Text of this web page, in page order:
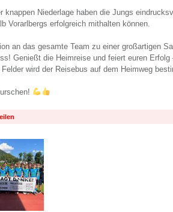
knappen Niederlage haben die Jungs
Vorarlbergs erfolgreich mithalten können.
an das gesamte Team zu einer großartigen
Genießt die Heimreise und feiert euren
Felder wird der Reisebus auf dem Heimweg